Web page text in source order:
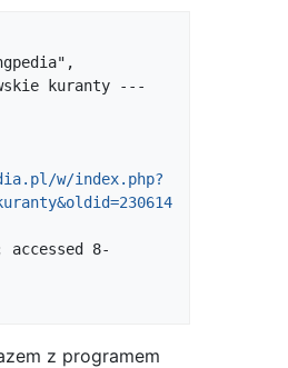
w/index.php?
z programem